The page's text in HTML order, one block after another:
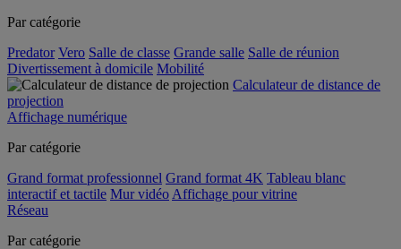
Par catégorie
Predator Vero Salle de classe Grande salle Salle de réunion
Divertissement à domicile Mobilité
Calculateur de distance de
projection
Affichage numérique
Par catégorie
Grand format professionnel Grand format 4K Tableau blanc
interactif et tactile Mur vidéo Affichage pour vitrine
Réseau
Par catégorie